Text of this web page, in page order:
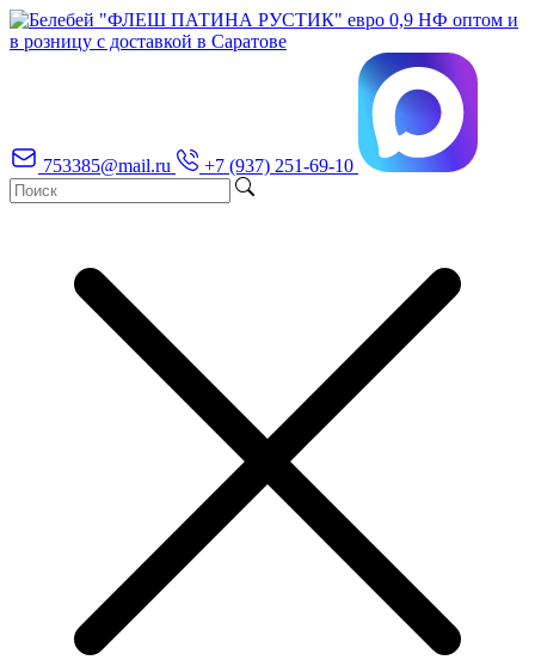
753385@mail.ru +7 (937) 251-69-10